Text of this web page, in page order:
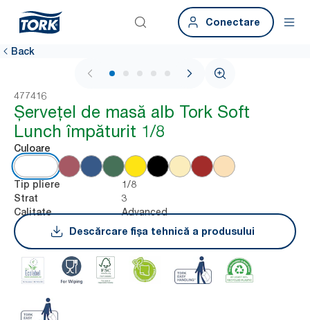
Conectare
Back
1 / 5
477416
Șervețel de masă alb Tork Soft
Lunch împăturit 1/8
Culoare
Tip pliere 1/8
Strat 3
Calitate
Advanced
Descărcare fișa tehnică a produsului